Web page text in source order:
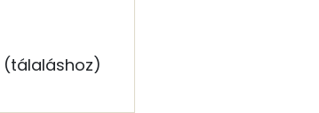
(tálaláshoz)